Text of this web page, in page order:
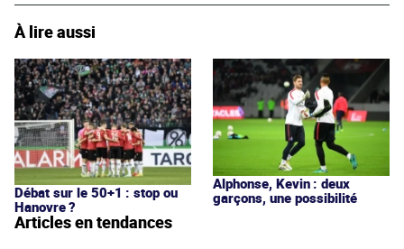
À lire aussi
Débat sur le 50+1 : stop ou
Hanovre ?
Alphonse, Kevin : deux
garçons, une possibilité
Articles en tendances